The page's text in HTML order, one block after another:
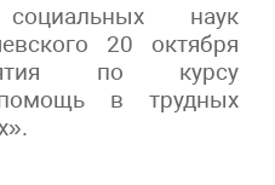
наук
20 октября
по курсу
помощь в трудных